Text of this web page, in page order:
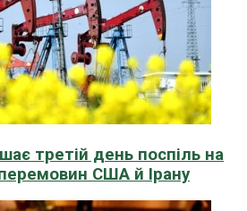
третій день поспіль на
США й Ірану